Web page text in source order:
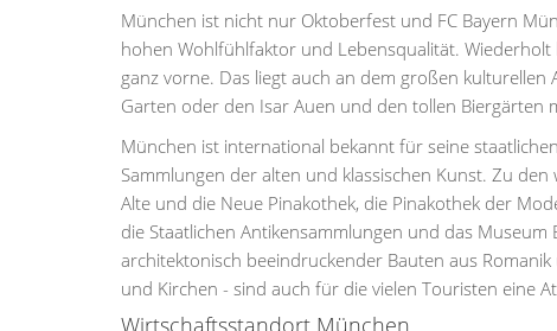
München ist nicht nur Oktoberfest und FC Bayern
hohen Wohlfühlfaktor und Lebensqualität.
ganz vorne. Das liegt auch an dem großen
Garten oder den Isar Auen und den tollen Biergärten
München ist international bekannt für seine
Sammlungen der alten und klassischen Kunst. Zu
Alte und die Neue Pinakothek, die Pinakothek der
die Staatlichen Antikensammlungen und das
architektonisch beeindruckender Bauten aus
und Kirchen - sind auch für die vielen Touristen eine
Wirtschaftsstandort München